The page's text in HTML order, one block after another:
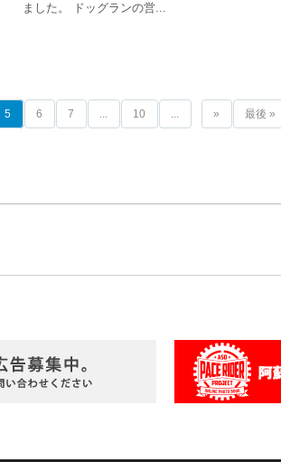
ました。 ドッグランの営...
5 6 7 ... 10 ... » 最後 »